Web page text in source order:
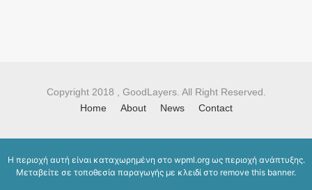
Copyright 2018 , GoodLayers. All Right Reserved.
Home
About News Contact
Η περιοχή αυτή είναι καταχωρημένη στο wpml.orgως περιοχή ανάπτυξης.
Μεταβείτε σε τοποθεσία παραγωγής με κλειδί στο remove this banner.